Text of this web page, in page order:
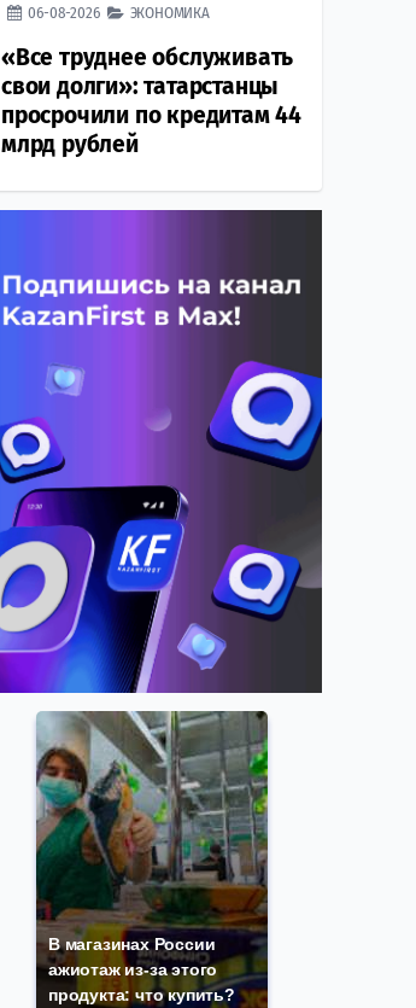
06-08-2026 ЭКОНОМИКА
«Все труднее обслуживать
свои долги»: татарстанцы
просрочили по кредитам 44
млрд рублей
В магазинах России
ажиотаж из-за этого
продукта: что купить?